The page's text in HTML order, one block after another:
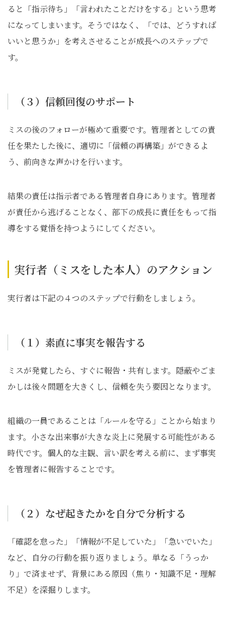
ると「指示待ち」「言われたことだけをする」という思考
になってしまいます。そうではなく、「では、どうすれば
いいと思うか」を考えさせることが成長へのステップで
す。
（３）信頼回復のサポート
ミスの後のフォローが極めて重要です。管理者としての責
任を果たした後に、適切に「信頼の再構築」ができるよ
う、前向きな声かけを行います。
結果の責任は指示者である管理者自身にあります。管理者
が責任から逃げることなく、部下の成長に責任をもって指
導をする覚悟を持つようにしてください。
実行者（ミスをした本人）のアクション
実行者は下記の４つのステップで行動をしましょう。
（１）素直に事実を報告する
ミスが発覚したら、すぐに報告・共有します。隠蔽やごま
かしは後々問題を大きくし、信頼を失う要因となります。
組織の一員であることは「ルールを守る」ことから始まり
ます。小さな出来事が大きな炎上に発展する可能性がある
時代です。個人的な主観、言い訳を考える前に、まず事実
を管理者に報告することです。
（２）なぜ起きたかを自分で分析する
「確認を怠った」「情報が不足していた」「急いでいた」
など、自分の行動を振り返りましょう。単なる「うっか
り」で済ませず、背景にある原因（焦り・知識不足・理解
不足）を深掘りします。